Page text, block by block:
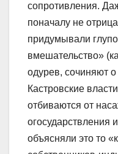
сопротивления.
поначалу не
придумывали
вмешательство»
одурев, сочиняют
Кастровские
отбиваются от
огосударствления
объясняли это то